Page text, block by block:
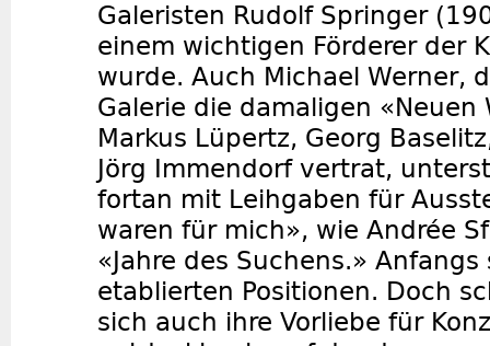
Galeristen Rudolf Springer
einem wichtigen Förderer der
wurde. Auch Michael Werner,
Galerie die damaligen «Neuen
Markus Lüpertz, Georg
Jörg Immendorf vertrat,
fortan mit Leihgaben für
waren für mich», wie Andrée
«Jahre des Suchens.»
etablierten Positionen. Doch
sich auch ihre Vorliebe für